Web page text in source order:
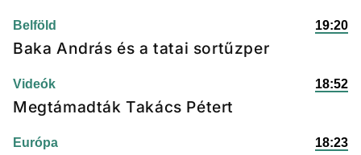
Belföld 19:20
Baka András és a tatai sortűzper
Videók 18:52
Megtámadták Takács Pétert
Európa 18:23